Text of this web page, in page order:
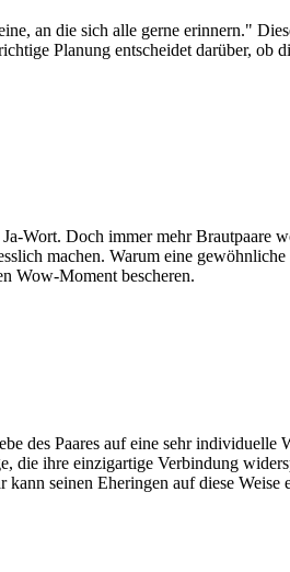
an die sich alle gerne erinnern."
Planung entscheidet darüber, ob
Wort. Doch immer mehr Brautpaare
machen. Warum eine
Wow-Moment bescheren.
des Paares auf eine sehr individuelle
die ihre einzigartige Verbindung
seinen Eheringen auf diese Weise